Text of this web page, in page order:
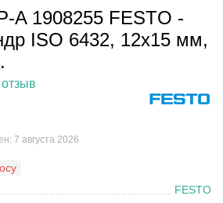
A 1908255 FESTO -
ISO 6432, 12x15 мм,
7 августа 2026
FESTO